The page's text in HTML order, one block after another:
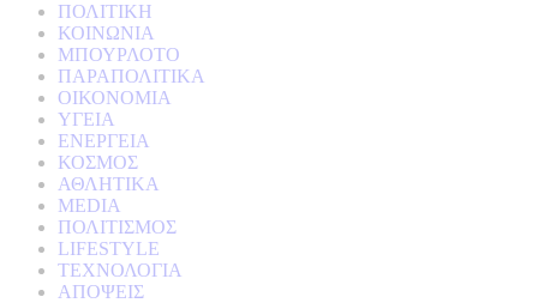
ΠΟΛΙΤΙΚΗ
ΚΟΙΝΩΝΙΑ
ΜΠΟΥΡΛΟΤΟ
ΠΑΡΑΠΟΛΙΤΙΚΑ
ΟΙΚΟΝΟΜΙΑ
ΥΓΕΙΑ
ΕΝΕΡΓΕΙΑ
ΚΟΣΜΟΣ
ΑΘΛΗΤΙΚΑ
MEDIA
ΠΟΛΙΤΙΣΜΟΣ
LIFESTYLE
ΤΕΧΝΟΛΟΓΙΑ
ΑΠΟΨΕΙΣ